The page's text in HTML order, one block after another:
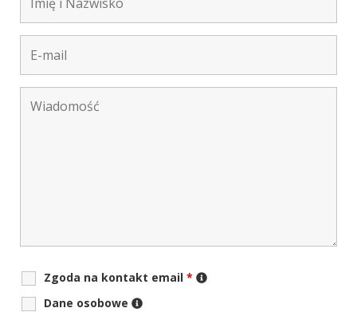
Zgoda na kontakt email *
Dane osobowe